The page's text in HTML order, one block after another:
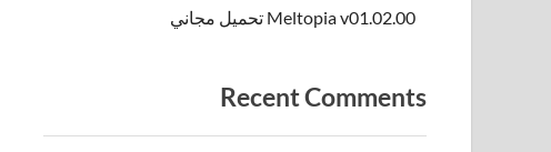
Meltopia v01.02.00 تحميل مجاني
Recent Comments